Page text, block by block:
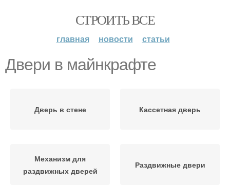
СТРОИТЬ ВСЕ
главная новости статьи
Двери в майнкрафте
Дверь в стене Кассетная дверь
Механизм для
раздвижных дверей
Раздвижные двери